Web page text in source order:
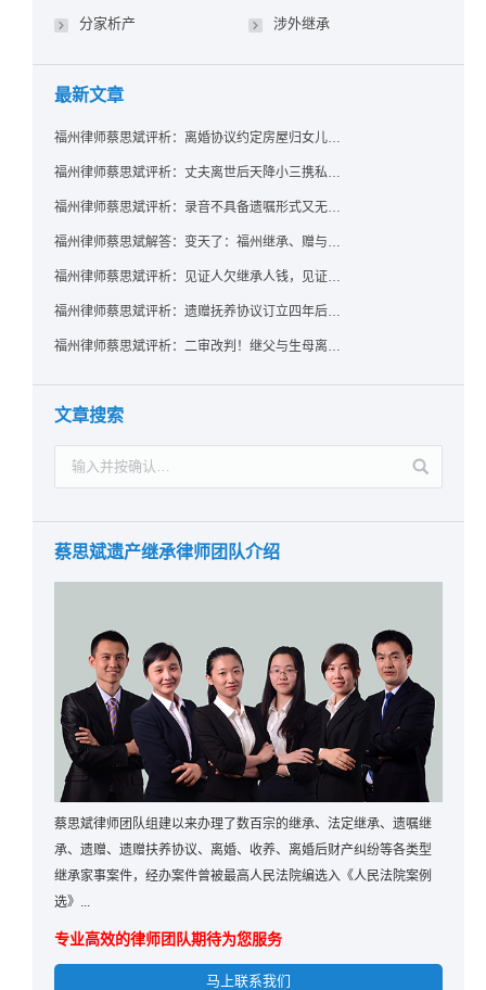
分家析产 涉外继承
最新文章
福州律师蔡思斌评析：离婚协议约定房屋归女儿所有，父亲去世后继母能否拒绝过户？
福州律师蔡思斌评析：丈夫离世后天降小三携私生子争遗产，法院正义判决保住原配80%份额！
福州律师蔡思斌评析：录音不具备遗嘱形式又无法证明赠与意愿——法院：按法定继承处理
福州律师蔡思斌解答：变天了：福州继承、赠与房产转让要收20%个税？福州国税官方回复来了！
福州律师蔡思斌评析：见证人欠继承人钱，见证遗嘱还有效吗？
福州律师蔡思斌评析：遗赠抚养协议订立四年后丧失民事行为能力，协议有效吗？
福州律师蔡思斌评析：二审改判！继父与生母离婚后，曾受其抚养的继子女是否仍享有继承权？
文章搜索
蔡思斌遗产继承律师团队介绍
蔡思斌律师团队组建以来办理了数百宗的继承、法定继承、遗嘱继
承、遗赠、遗赠扶养协议、离婚、收养、离婚后财产纠纷等各类型
继承家事案件，经办案件曾被最高人民法院编选入《人民法院案例
选》...
专业高效的律师团队期待为您服务
马上联系我们